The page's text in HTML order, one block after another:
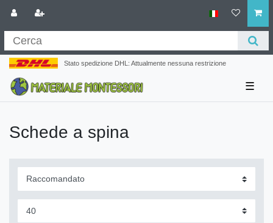
Stato spedizione DHL: Attualmente nessuna restrizione
☰
Schede a spina